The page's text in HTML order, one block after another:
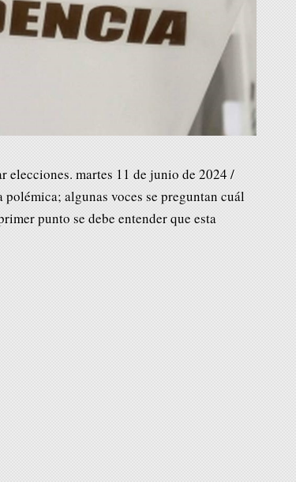
elecciones. martes 11 de junio de 2024 /
algunas voces se preguntan cuál
punto se debe entender que esta